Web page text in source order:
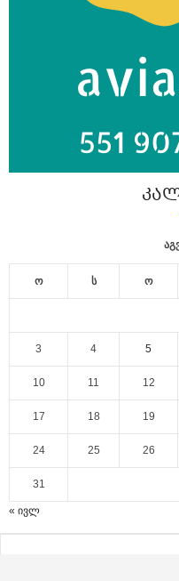
ო ს ო
3 4 5
10 11 12
17 18 19
24 25 26
31
« ივლ